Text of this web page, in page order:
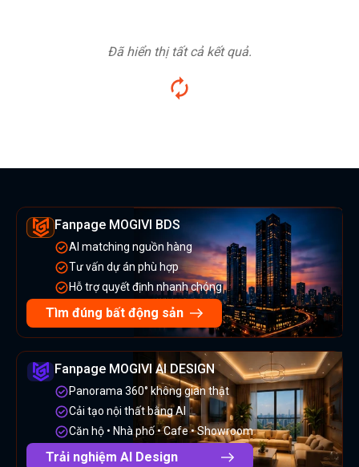
Đã hiển thị tất cả kết quả.
Fanpage MOGIVI BDS
AI matching nguồn hàng
Tư vấn dự án phù hợp
Hỗ trợ quyết định nhanh chóng
Tìm đúng bất động sản
Fanpage MOGIVI AI DESIGN
Panorama 360° không gian thật
Cải tạo nội thất bằng AI
Căn hộ • Nhà phố • Cafe • Showroom
Trải nghiệm AI Design